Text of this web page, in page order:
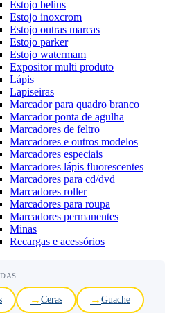
Estojo belius
Estojo inoxcrom
Estojo outras marcas
Estojo parker
Estojo watermam
Expositor multi produto
Lápis
Lapiseiras
Marcador para quadro branco
Marcador ponta de agulha
Marcadores de feltro
Marcadores e outros modelos
Marcadores especiais
Marcadores lápis fluorescentes
Marcadores para cd/dvd
Marcadores roller
Marcadores para roupa
Marcadores permanentes
Minas
Recargas e acessórios
Ceras Guache